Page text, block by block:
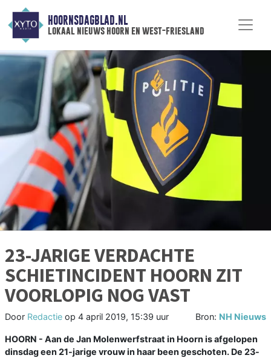
HOORNSDAGBLAD.NL
lokaal nieuws hoorn en west-friesland
23-JARIGE VERDACHTE
SCHIETINCIDENT HOORN ZIT
VOORLOPIG NOG VAST
Door Redactie op 4 april 2019, 15:39 uur Bron: NH Nieuws
HOORN - Aan de Jan Molenwerfstraat in Hoorn is afgelopen
dinsdag een 21-jarige vrouw in haar been geschoten. De 23-